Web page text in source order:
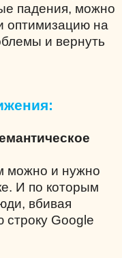
падения, можно
оптимизацию на
и вернуть
можно и нужно
И по которым
вбивая
Google